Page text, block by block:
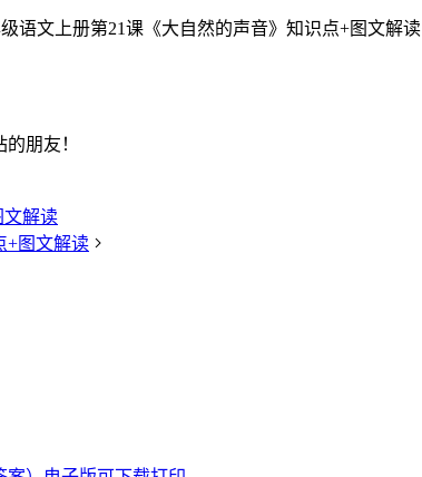
语文上册第21课《大自然的声音》知识点+图文解读
朋友！
文解读
+图文解读